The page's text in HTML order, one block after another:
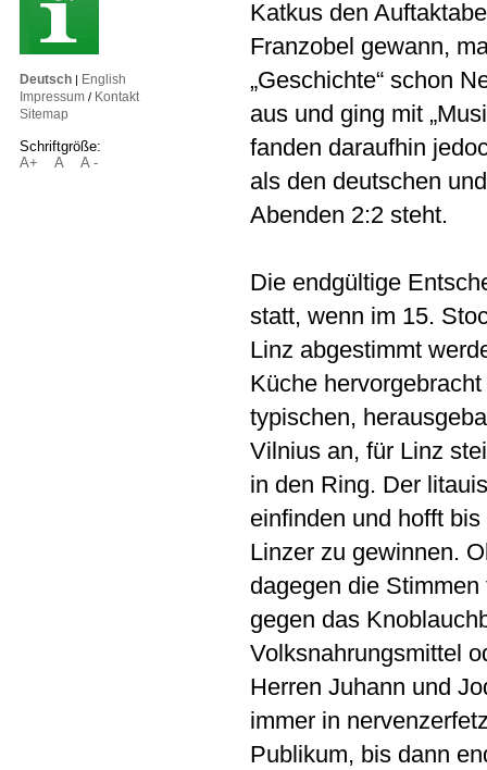
Deutsch | English
Impressum / Kontakt
Sitemap
Schriftgröße:
A+
A A -
Katkus den
Franzobel gewann,
„Geschichte“ schon
aus und ging mit
fanden daraufhin
als den deutschen
Abenden 2:2 steht.
Die endgültige
statt, wenn im 15.
Linz abgestimmt
Küche
typischen,
Vilnius an, für Linz
in den Ring. Der
einfinden und hofft
Linzer zu gewinnen.
dagegen die
gegen das
Volksnahrungsmittel
Herren Juhann und
immer in
Publikum, bis dann